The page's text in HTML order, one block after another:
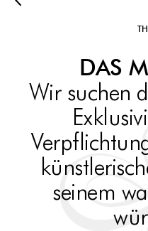
DAS
Wir suchen
seinem